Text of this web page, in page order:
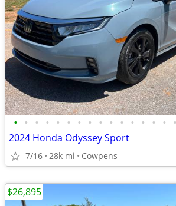
• • • • • • • • • • • • • • • •
2024 Honda Odyssey Sport
7/16 28k mi Cowpens
$26,895